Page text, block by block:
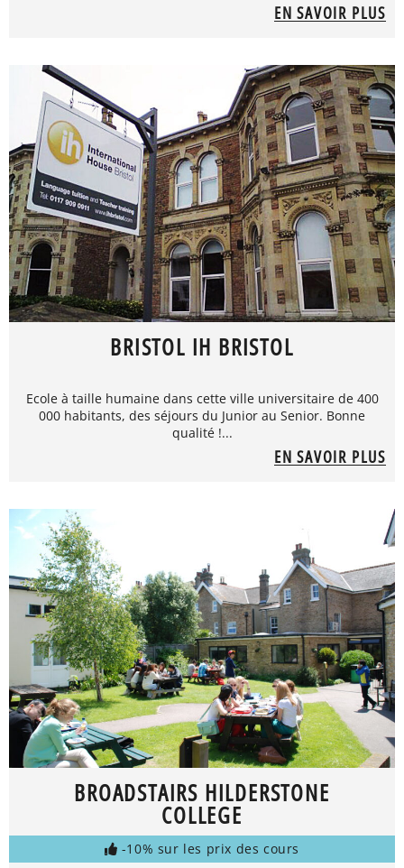
EN SAVOIR PLUS
BRISTOL IH BRISTOL
Ecole à taille humaine dans cette ville universitaire de 400
000 habitants, des séjours du Junior au Senior. Bonne
qualité !...
EN SAVOIR PLUS
BROADSTAIRS HILDERSTONE
COLLEGE
-10% sur les prix des cours